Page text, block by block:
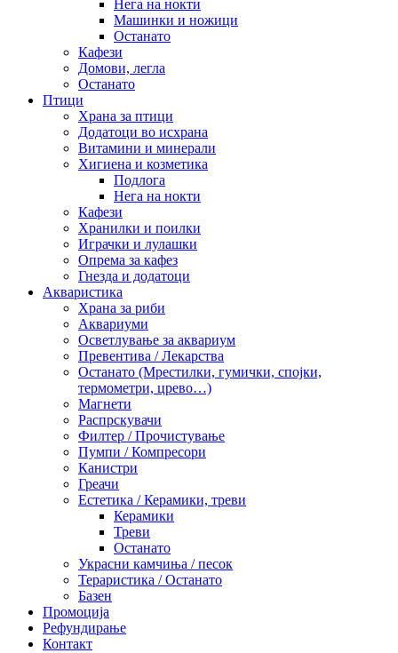
Нега на нокти
Машинки и ножици
Останато
Кафези
Домови, легла
Останато
Птици
Храна за птици
Додатоци во исхрана
Витамини и минерали
Хигиена и козметика
Подлога
Нега на нокти
Кафези
Хранилки и поилки
Играчки и лулашки
Опрема за кафез
Гнезда и додатоци
Акваристика
Храна за риби
Аквариуми
Осветлување за аквариум
Превентива / Лекарства
Останато (Мрестилки, гумички, спојки,
термометри, црево…)
Магнети
Распрскувачи
Филтер / Прочистување
Пумпи / Компресори
Канистри
Греачи
Естетика / Керамики, треви
Керамики
Треви
Останато
Украсни камчиња / песок
Тераристика / Останато
Базен
Промоција
Рефундирање
Контакт